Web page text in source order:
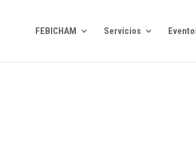
FEBICHAM Servicios